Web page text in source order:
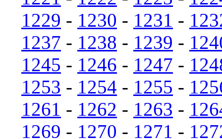
1229 - 1230 - 1231 -
1237 - 1238 - 1239 -
1245 - 1246 - 1247 -
1253 - 1254 - 1255 -
1261 - 1262 - 1263 -
1269 - 1270 - 1271 -